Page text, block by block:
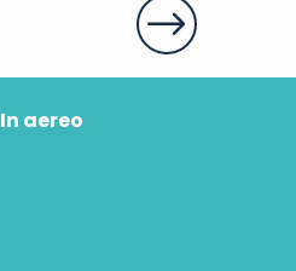
In aereo